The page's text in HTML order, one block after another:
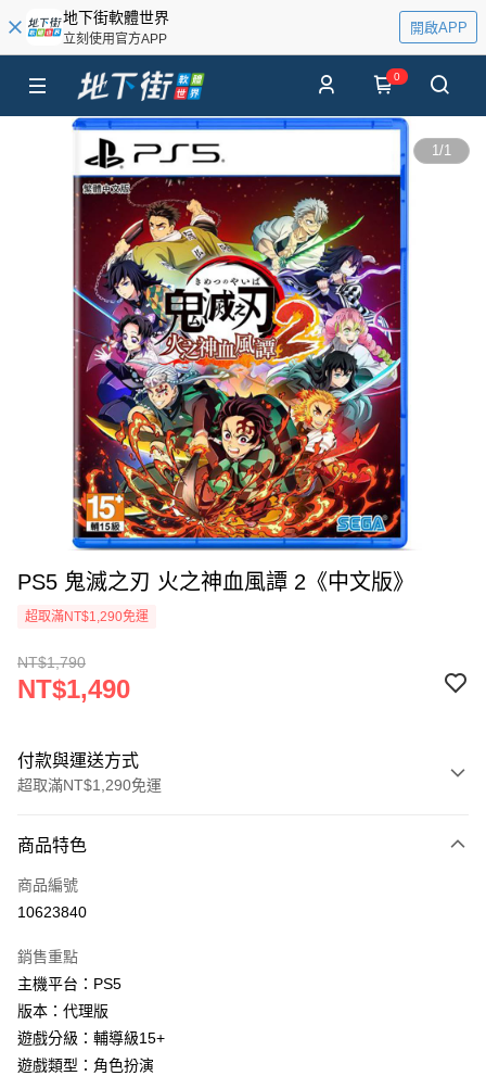
地下街軟體世界
立刻使用官方APP
開啟APP
0
1/1
PS5 鬼滅之刃 火之神血風譚 2《中文版》
超取滿NT$1,290免運
NT$1,790
NT$1,490
付款與運送方式
超取滿NT$1,290免運
信用卡一次付款
超商取貨付款
Apple Pay
街口支付
悠遊付
商品特色
商品編號
10623840
銷售重點
主機平台：PS5
版本：代理版
遊戲分級：輔導級15+
遊戲類型：角色扮演